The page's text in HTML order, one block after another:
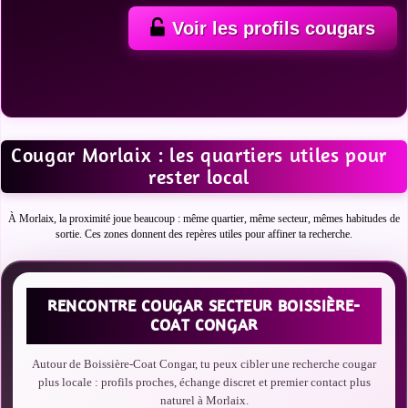
Voir les profils cougars
Cougar Morlaix : les quartiers utiles pour
rester local
À Morlaix, la proximité joue beaucoup : même quartier, même secteur, mêmes habitudes de
sortie. Ces zones donnent des repères utiles pour affiner ta recherche.
RENCONTRE COUGAR SECTEUR BOISSIÈRE-
COAT CONGAR
Autour de Boissière-Coat Congar, tu peux cibler une recherche cougar
plus locale : profils proches, échange discret et premier contact plus
naturel à Morlaix.